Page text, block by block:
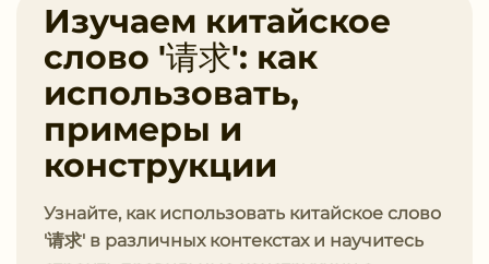
Изучаем китайское
слово '请求': как
использовать,
примеры и
конструкции
Узнайте, как использовать китайское слово
'请求' в различных контекстах и научитесь